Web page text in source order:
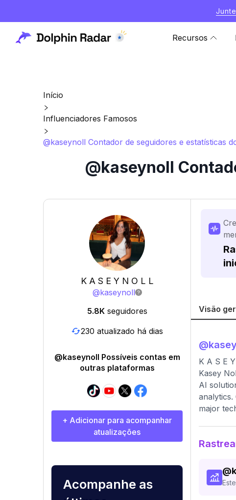
Recursos
Início
Influenciadores Famosos
@kaseynoll Contador de seguidores e estatísticas
@kaseynoll
K A S E Y N O L L
@kaseynoll
5.8K seguidores
230 atualizado há dias
@kaseynoll Possíveis contas em
outras plataformas
+ Adicionar para acompanhar
atualizações
Acompanhe as
Visão
@
K A S E
Kasey
AI
major
@